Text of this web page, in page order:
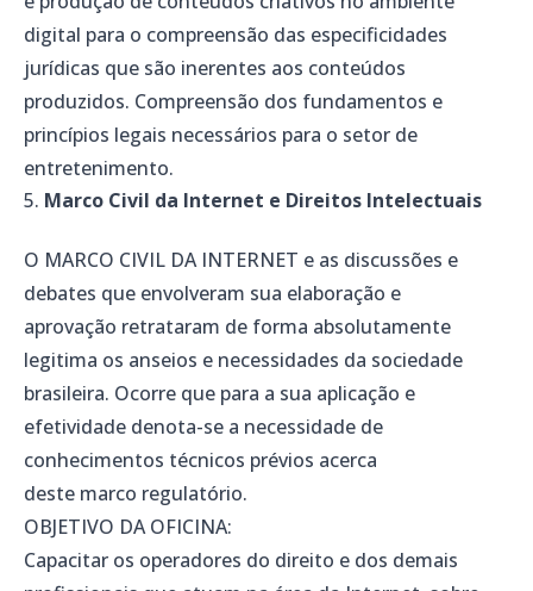
digital para o compreensão das especificidades
jurídicas que são inerentes aos conteúdos
produzidos. Compreensão dos fundamentos e
princípios legais necessários para o setor de
entretenimento.
Marco Civil da Internet e Direitos Intelectuais
O MARCO CIVIL DA INTERNET e as discussões e
debates que envolveram sua elaboração e
aprovação retrataram de forma absolutamente
legitima os anseios e necessidades da sociedade
brasileira. Ocorre que para a sua aplicação e
efetividade denota-se a necessidade de
conhecimentos técnicos prévios acerca
deste marco regulatório.
OBJETIVO DA OFICINA:
Capacitar os operadores do direito e dos demais